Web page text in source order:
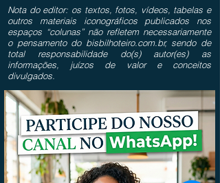
Nota do editor: os textos, fotos, vídeos, tabelas e
outros materiais iconográficos publicados nos
espaços “colunas” não refletem necessariamente
o pensamento do bisbilhoteiro.com.br, sendo de
total responsabilidade do(s) autor(es) as
informações, juízos de valor e conceitos
divulgados.